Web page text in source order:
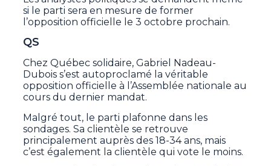
si le parti sera en mesure de former
l’opposition officielle le 3 octobre prochain.
QS
Chez Québec solidaire, Gabriel Nadeau-
Dubois s’est autoproclamé la véritable
opposition officielle à l’Assemblée nationale au
cours du dernier mandat.
Malgré tout, le parti plafonne dans les
sondages. Sa clientèle se retrouve
principalement auprès des 18-34 ans, mais
c’est également la clientèle qui vote le moins.